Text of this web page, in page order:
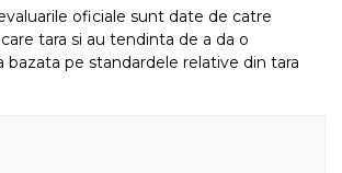
oficiale sunt date de catre
tara si au tendinta de a da o
bazata pe standardele relative din tara